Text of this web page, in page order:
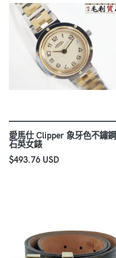
愛馬仕 Clipper 象牙色不鏽鋼
石英女錶
$493.76 USD